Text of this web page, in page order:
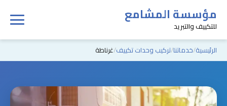
مؤسسة المشامع
للتكييف والتبريد
الرئيسية خدماتنا تركيب وحدات تكييف غرناطة